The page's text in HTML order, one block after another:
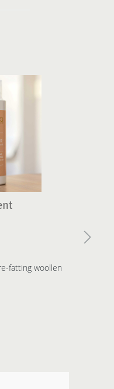
fatting woollen